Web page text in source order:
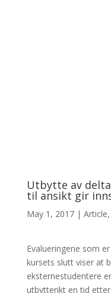
Utbytte av
til ansikt gir
May 1, 2017| Article,
Evalueringene som
kursets slutt viser at
eksternestudentere
utbytterikt en tid